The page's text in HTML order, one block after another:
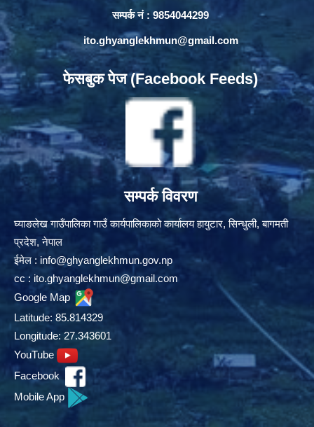
सम्पर्क नं : 9854044299
ito.ghyanglekhmun@gmail.com
फेसबुक पेज (Facebook Feeds)
सम्पर्क विवरण
घ्याङलेख गाउँपालिका गाउँ कार्यपालिकाको कार्यालय हायुटार, सिन्धुली, बागमती
प्रदेश, नेपाल
ईमेल : info@ghyanglekhmun.gov.np
cc : ito.ghyanglekhmun@gmail.com
Google Map
Latitude: 85.814329
Longitude: 27.343601
YouTube
Facebook
Mobile App